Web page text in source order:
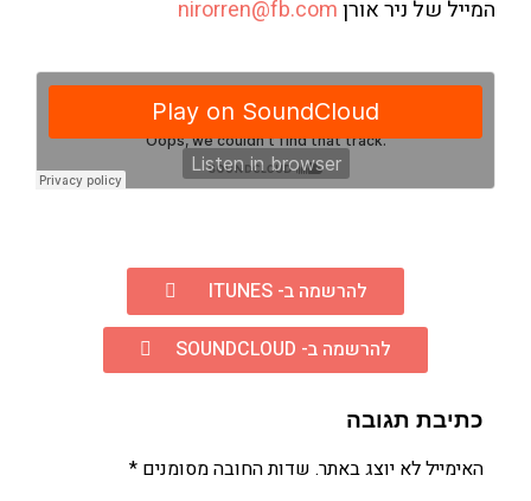
המייל של ניר אורןnirorren@fb.com
להרשמה ב- ITUNES
להרשמה ב- SOUNDCLOUD
כתיבת תגובה
האימייל לא יוצג באתר. שדות החובה מסומנים *